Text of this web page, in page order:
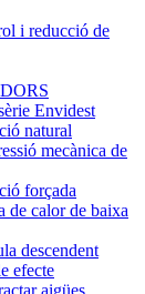
i reducció de
Envidest
natural
mecànica de
forçada
de calor de baixa
descendent
efecte
aigües